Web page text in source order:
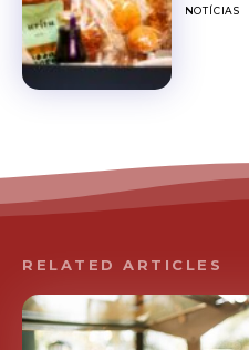
NOTÍCIAS
RELATED ARTICLES